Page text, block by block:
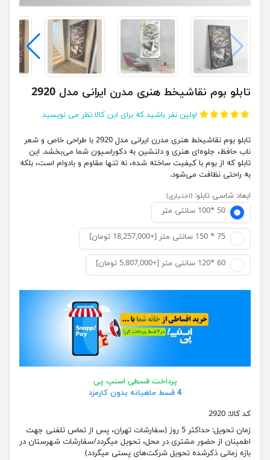
تابلو بوم نقاشیخط هنری مدرن ایرانی مدل 2920
اولین نفر باشید که برای این کالا نظر می نویسید
تابلو بوم نقاشیخط هنری مدرن ایرانی مدل 2920 با طراحی خاص و شعر
ناب حافظ، جلوه‌ای هنری و دلنشین به دکوراسیون شما می‌بخشد. این
تابلو که از بوم با کیفیت ساخته شده، نه تنها مقاوم و بادوام است، بلکه
به راحتی نظافت می‌شود.
ابعاد شاسی تابلو: (اختیاری)
50 *100 سانتی متر
75 * 150 سانتی متر [+18,257,000 تومان]
60 *120 سانتی متر [+5,807,000 تومان]
پرداخت قسطی اسنپ پی
4 قسط ماهیانه بدون کارمزد
کد کالا: 2920
زمان تحویل:
حداکثر 5 روز (سفارشات تهران، پس از تماس تلفنی جهت
اطمینان از حضور مشتری در محل، تحویل میگردد/سفارشات شهرستان در
بازه زمانی ذکرشده تحویل شرکت‌های پستی میگردد)